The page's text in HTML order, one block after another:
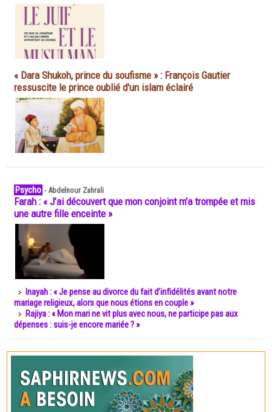
« Dara Shukoh, prince du soufisme » : François Gautier
ressuscite le prince oublié d'un islam éclairé
Psycho -Abdelnour Zahrali
Farah : « J’ai découvert que mon conjoint m’a trompée et mis
une autre fille enceinte »
Inayah : « Je pense au divorce du fait d’infidélités avant notre
mariage religieux, alors que nous étions en couple »
Rajiya : « Mon mari ne vit plus avec nous, ne participe pas aux
dépenses : suis-je encore mariée ? »